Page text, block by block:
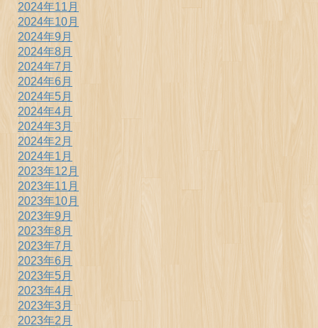
2024年11月
2024年10月
2024年9月
2024年8月
2024年7月
2024年6月
2024年5月
2024年4月
2024年3月
2024年2月
2024年1月
2023年12月
2023年11月
2023年10月
2023年9月
2023年8月
2023年7月
2023年6月
2023年5月
2023年4月
2023年3月
2023年2月